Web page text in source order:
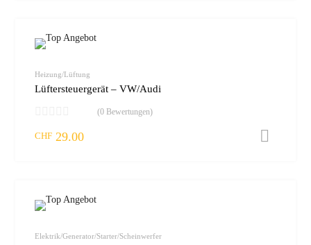
Heizung/Lüftung
Lüftersteuergerät – VW/Audi
(0 Bewertungen)
CHF 29.00
Elektrik/Generator/Starter/Scheinwerfer